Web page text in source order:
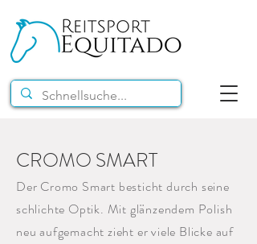
CROMO SMART
Der Cromo Smart besticht durch seine
schlichte Optik. Mit glänzendem Polish
neu aufgemacht zieht er viele Blicke auf